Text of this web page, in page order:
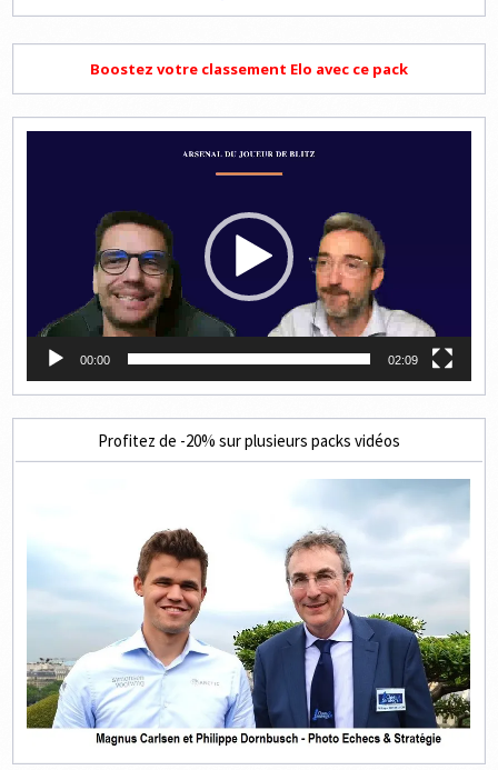
Boostez votre classement Elo avec ce pack
00:00 02:09
Profitez de -20% sur plusieurs packs vidéos